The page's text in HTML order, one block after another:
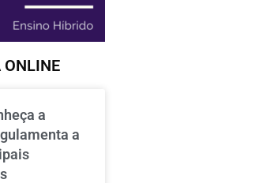
ONLINE
a
a